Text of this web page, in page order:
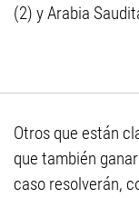
(2) y Arabia
Otros que están
que también
caso resolverán,